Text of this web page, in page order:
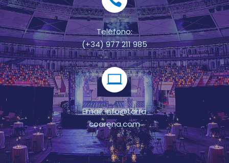
Teléfono:
(+34) 977 211 985
Email: info@tarra
coarena.com